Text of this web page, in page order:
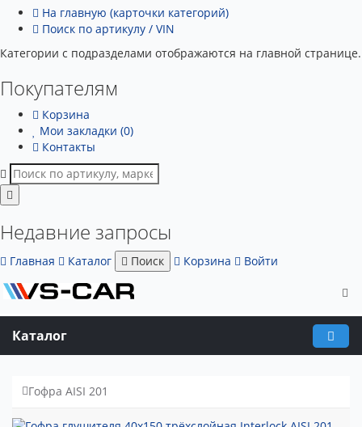
На главную (карточки категорий)
Поиск по артикулу / VIN
Категории с подразделами отображаются на главной странице.
Покупателям
Корзина
Мои закладки (0)
Контакты
Недавние запросы
Главная Каталог Поиск Корзина Войти
Каталог
Гофра AISI 201